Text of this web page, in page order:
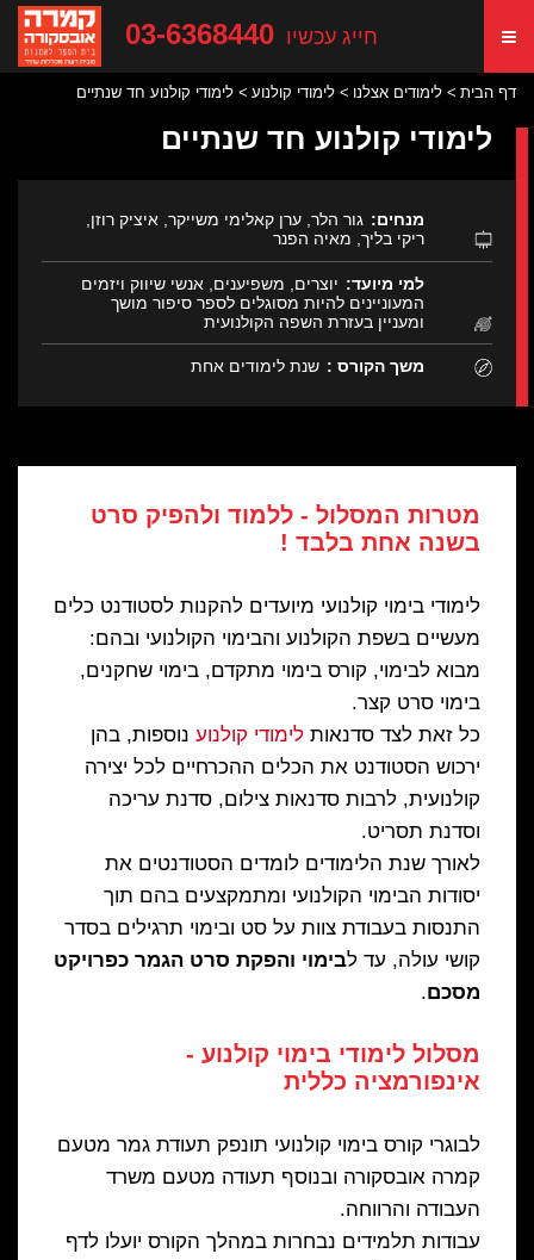
03-6368440 חייג עכשיו
דף הבית לימודים אצלנו לימודי קולנוע לימודי קולנוע חד שנתיים
לימודי קולנוע חד שנתיים
מנחים: גור הלר, ערן קאלימי משייקר, איציק רוזן,
ריקי בליך, מאיה הפנר
למי מיועד: יוצרים, משפיענים, אנשי שיווק ויזמים
המעוניינים להיות מסוגלים לספר סיפור מושך
ומעניין בעזרת השפה הקולנועית
משך הקורס : שנת לימודים אחת
מטרות המסלול - ללמוד ולהפיק סרט
בשנה אחת בלבד !
לימודי בימוי קולנועי מיועדים להקנות לסטודנט כלים
מעשיים בשפת הקולנוע והבימוי הקולנועי ובהם:
מבוא לבימוי, קורס בימוי מתקדם, בימוי שחקנים,
בימוי סרט קצר.
כל זאת לצד סדנאות לימודי קולנוע נוספות, בהן
ירכוש הסטודנט את הכלים ההכרחיים לכל יצירה
קולנועית, לרבות סדנאות צילום, סדנת עריכה
וסדנת תסריט.
לאורך שנת הלימודים לומדים הסטודנטים את
יסודות הבימוי הקולנועי ומתמקצעים בהם תוך
התנסות בעבודת צוות על סט ובימוי תרגילים בסדר
קושי עולה, עד לבימוי והפקת סרט הגמר כפרויקט
מסכם.
מסלול לימודי בימוי קולנוע -
אינפורמציה כללית
לבוגרי קורס בימוי קולנועי תונפק תעודת גמר מטעם
קמרה אובסקורה ובנוסף תעודה מטעם משרד
העבודה והרווחה.
עבודות תלמידים נבחרות במהלך הקורס יועלו לדף